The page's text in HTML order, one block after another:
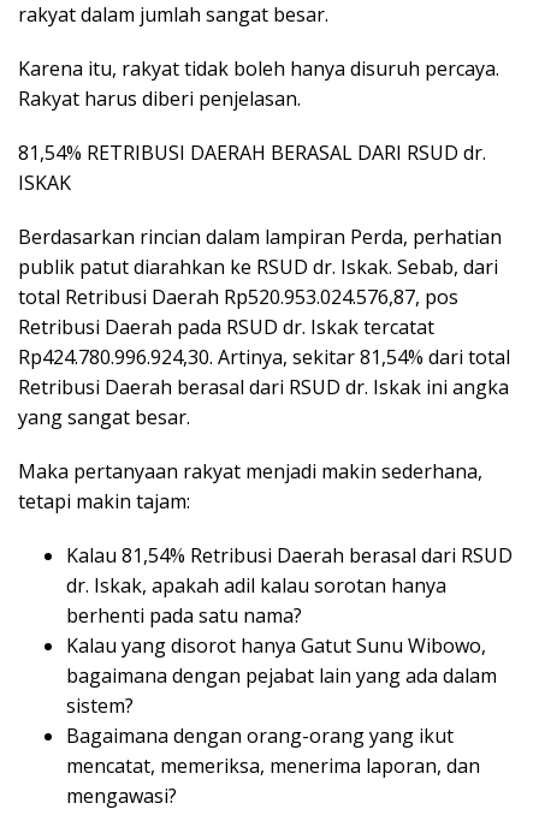
rakyat dalam jumlah sangat besar.
Karena itu, rakyat tidak boleh hanya disuruh percaya.
Rakyat harus diberi penjelasan.
81,54% RETRIBUSI DAERAH BERASAL DARI RSUD dr.
ISKAK
Berdasarkan rincian dalam lampiran Perda, perhatian
publik patut diarahkan ke RSUD dr. Iskak. Sebab, dari
total Retribusi Daerah Rp520.953.024.576,87, pos
Retribusi Daerah pada RSUD dr. Iskak tercatat
Rp424.780.996.924,30. Artinya, sekitar 81,54% dari total
Retribusi Daerah berasal dari RSUD dr. Iskak ini angka
yang sangat besar.
Maka pertanyaan rakyat menjadi makin sederhana,
tetapi makin tajam:
Kalau 81,54% Retribusi Daerah berasal dari RSUD
dr. Iskak, apakah adil kalau sorotan hanya
berhenti pada satu nama?
Kalau yang disorot hanya Gatut Sunu Wibowo,
bagaimana dengan pejabat lain yang ada dalam
sistem?
Bagaimana dengan orang-orang yang ikut
mencatat, memeriksa, menerima laporan, dan
mengawasi?